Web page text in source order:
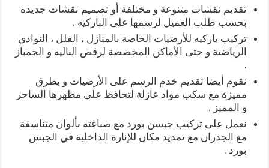
تقديم نقشات متنوعة و مختلفة أو تصميم نقشات جديدة
بحسب طلب العميل لرسمها على الباركيه .
تركيب باركيه للأرضيات الخاصة بالمنازل ، الفلل ، النوادي
الرياضية و حتى الأماكن المخصصة لرقص الباليه و الجمباز
.
نقوم أيضا تقديم خدم الرسم على الأرضيات و بطرق
مميزة مع سكب مواد عازلة لتحافظ على مظهرها الساحر
و المميز .
نعمل على تركيب جبسن بورد مع صباغته بألوان متناسقة
مع الجدران مع تمديد مكان للإنارة الداخلية في الجبس
بورد .